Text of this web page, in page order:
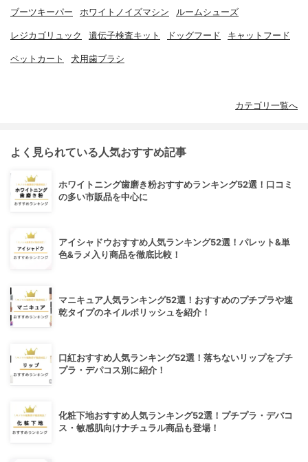
ブーツキーパー ホワイトノイズマシン ルームシューズ
レジカゴリュック 遺伝子検査キット ドッグフード キャットフード
ペットカート 犬用歯ブラシ
カテゴリ一覧へ
よく見られている人気おすすめ記事
ホワイトニング歯磨き粉おすすめランキング52選！口コミ
の多い市販品を中心に
アイシャドウおすすめ人気ランキング52選！パレット&単
色&ラメ入り商品を徹底比較！
マニキュア人気ランキング52選！おすすめのプチプラや速
乾タイプのネイルポリッシュを紹介！
口紅おすすめ人気ランキング52選！落ちないリップをプチ
プラ・デパコス別に紹介！
化粧下地おすすめ人気ランキング52選！プチプラ・デパコ
ス・敏感肌向けナチュラル商品も登場！